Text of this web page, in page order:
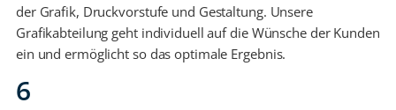
der Grafik, Druckvorstufe und Gestaltung. Unsere
Grafikabteilung geht individuell auf die Wünsche der Kunden
ein und ermöglicht so das optimale Ergebnis.
6